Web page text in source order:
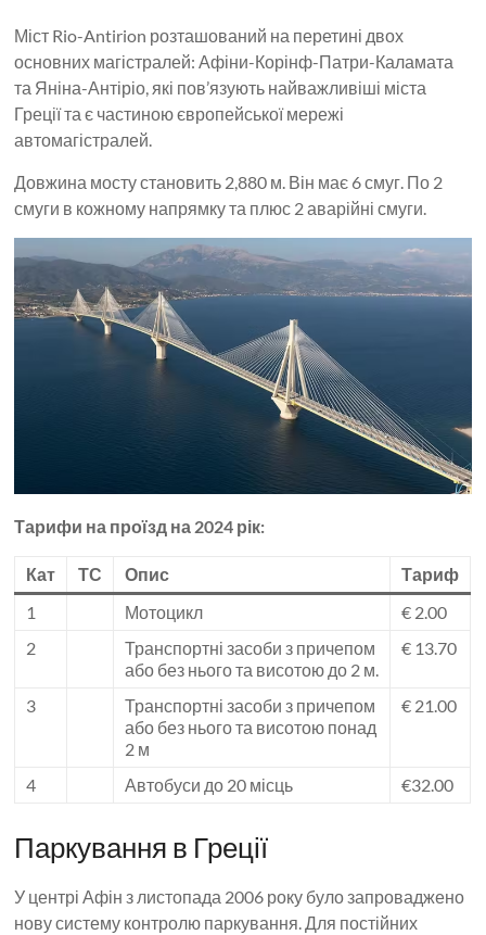
Міст Rio-Antirion розташований на перетині двох
основних магістралей: Афіни-Корінф-Патри-Каламата
та Яніна-Антіріо, які пов’язують найважливіші міста
Греції та є частиною європейської мережі
автомагістралей.
Довжина мосту становить 2,880 м. Він має 6 смуг. По 2
смуги в кожному напрямку та плюс 2 аварійні смуги.
Тарифи на проїзд на 2024 рік:
Кат ТС Опис
Тариф
1
Мотоцикл
€ 2.00
2
Транспортні засоби з причепом
або без нього та висотою до 2 м.
€ 13.70
3
Транспортні засоби з причепом
або без нього та висотою понад
2 м
€ 21.00
4 Автобуси до 20 місць €32.00
Паркування в Греції
У центрі Афін з листопада 2006 року було запроваджено
нову систему контролю паркування. Для постійних